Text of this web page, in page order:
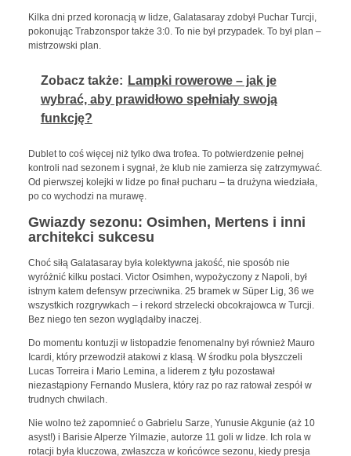
Kilka dni przed koronacją w lidze, Galatasaray zdobył Puchar Turcji,
pokonując Trabzonspor także 3:0. To nie był przypadek. To był plan –
mistrzowski plan.
Zobacz także: Lampki rowerowe – jak je
wybrać, aby prawidłowo spełniały swoją
funkcję?
Dublet to coś więcej niż tylko dwa trofea. To potwierdzenie pełnej
kontroli nad sezonem i sygnał, że klub nie zamierza się zatrzymywać.
Od pierwszej kolejki w lidze po finał pucharu – ta drużyna wiedziała,
po co wychodzi na murawę.
Gwiazdy sezonu: Osimhen, Mertens i inni
architekci sukcesu
Choć siłą Galatasaray była kolektywna jakość, nie sposób nie
wyróżnić kilku postaci. Victor Osimhen, wypożyczony z Napoli, był
istnym katem defensyw przeciwnika. 25 bramek w Süper Lig, 36 we
wszystkich rozgrywkach – i rekord strzelecki obcokrajowca w Turcji.
Bez niego ten sezon wyglądałby inaczej.
Do momentu kontuzji w listopadzie fenomenalny był również Mauro
Icardi, który przewodził atakowi z klasą. W środku pola błyszczeli
Lucas Torreira i Mario Lemina, a liderem z tyłu pozostawał
niezastąpiony Fernando Muslera, który raz po raz ratował zespół w
trudnych chwilach.
Nie wolno też zapomnieć o Gabrielu Sarze, Yunusie Akgunie (aż 10
asyst!) i Barisie Alperze Yilmazie, autorze 11 goli w lidze. Ich rola w
rotacji była kluczowa, zwłaszcza w końcówce sezonu, kiedy presja